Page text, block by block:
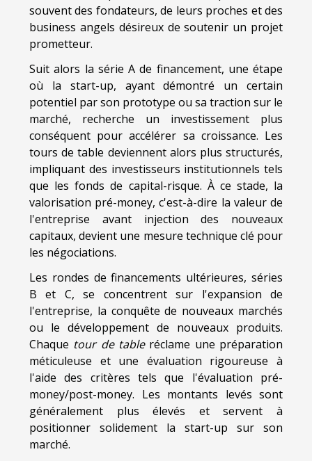
souvent des fondateurs, de leurs proches et des
business angels désireux de soutenir un projet
prometteur.
Suit alors la série A de financement, une étape
où la start-up, ayant démontré un certain
potentiel par son prototype ou sa traction sur le
marché, recherche un investissement plus
conséquent pour accélérer sa croissance. Les
tours de table deviennent alors plus structurés,
impliquant des investisseurs institutionnels tels
que les fonds de capital-risque. À ce stade, la
valorisation pré-money, c'est-à-dire la valeur de
l'entreprise avant injection des nouveaux
capitaux, devient une mesure technique clé pour
les négociations.
Les rondes de financements ultérieures, séries
B et C, se concentrent sur l'expansion de
l'entreprise, la conquête de nouveaux marchés
ou le développement de nouveaux produits.
Chaque tour de tableréclame une préparation
méticuleuse et une évaluation rigoureuse à
l'aide des critères tels que l'évaluation pré-
money/post-money. Les montants levés sont
généralement plus élevés et servent à
positionner solidement la start-up sur son
marché.